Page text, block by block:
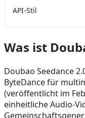
API-Stil
Was ist
Doubao Seedance
ByteDance für
(veröffentlicht im
einheitliche Audio-